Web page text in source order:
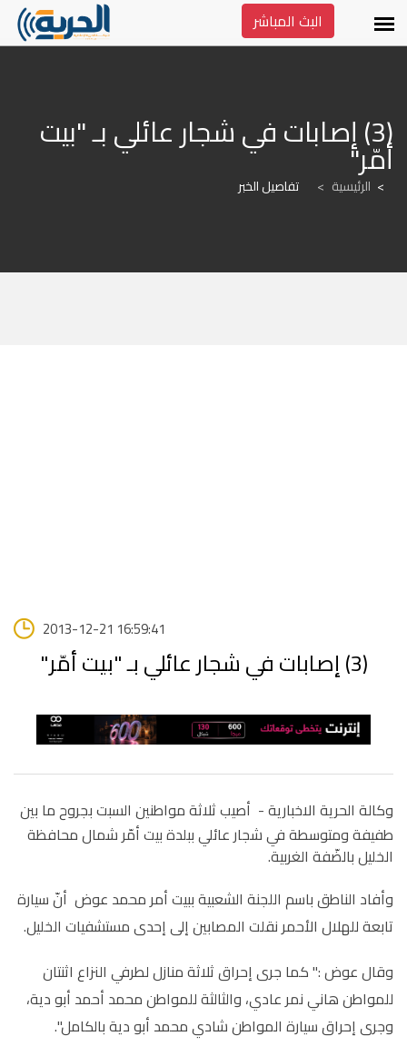
البث المباشر
أمّر"
الرئيسية > تفاصيل الخبر
2013-12-21 16:59:41
(3) إصابات في شجار عائلي بـ "بيت أمّر"
وكالة الحرية الاخبارية - أصيب ثلاثة مواطنين السبت بجروح ما بين
طفيفة ومتوسطة في شجار عائلي ببلدة بيت أمّر شمال محافظة
الخليل بالضّفة الغربية.
وأفاد الناطق باسم اللجنة الشعبية ببيت أمر محمد عوض أنّ سيارة
تابعة للهلال الأحمر نقلت المصابين إلى إحدى مستشفيات الخليل.
وقال عوض :" كما جرى إحراق ثلاثة منازل لطرفي النزاع اثنتان
للمواطن هاني نمر عادي، والثالثة للمواطن محمد أحمد أبو دية،
وجرى إحراق سيارة المواطن شادي محمد أبو دية بالكامل".